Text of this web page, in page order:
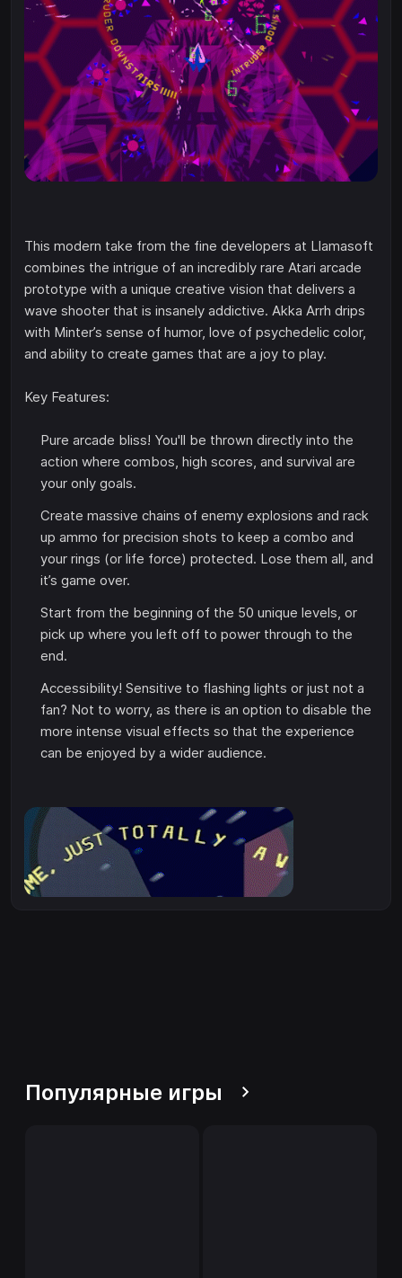
This modern take from the fine developers at Llamasoft
combines the intrigue of an incredibly rare Atari arcade
prototype with a unique creative vision that delivers a
wave shooter that is insanely addictive. Akka Arrh drips
with Minter’s sense of humor, love of psychedelic color,
and ability to create games that are a joy to play.
Key Features:
Pure arcade bliss! You'll be thrown directly into the
action where combos, high scores, and survival are
your only goals.
Create massive chains of enemy explosions and rack
up ammo for precision shots to keep a combo and
your rings (or life force) protected. Lose them all, and
it’s game over.
Start from the beginning of the 50 unique levels, or
pick up where you left off to power through to the
end.
Accessibility! Sensitive to flashing lights or just not a
fan? Not to worry, as there is an option to disable the
more intense visual effects so that the experience
can be enjoyed by a wider audience.
Популярные игры